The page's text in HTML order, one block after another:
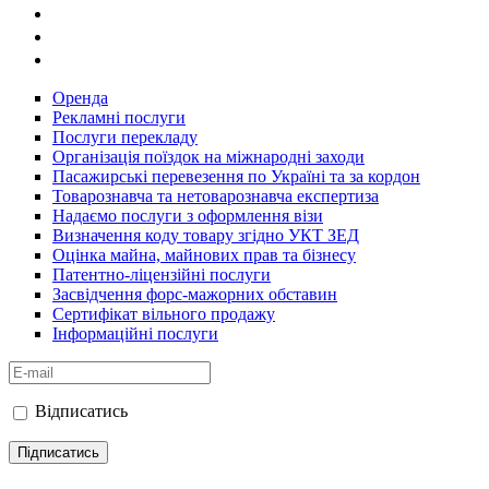
Оренда
Рекламні послуги
Послуги перекладу
Організація поїздок на міжнародні заходи
Пасажирські перевезення по Україні та за кордон
Товарознавча та нетоварознавча експертиза
Надаємо послуги з оформлення візи
Визначення коду товару згідно УКТ ЗЕД
Оцінка майна, майнових прав та бізнесу
Патентно-ліцензійні послуги
Засвідчення форс-мажорних обставин
Сертифікат вільного продажу
Інформаційні послуги
Відписатись